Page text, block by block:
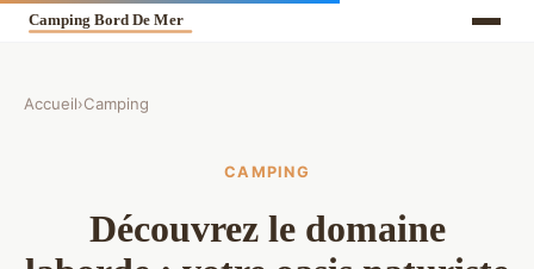
Accueil›Camping
CAMPING
Découvrez le domaine